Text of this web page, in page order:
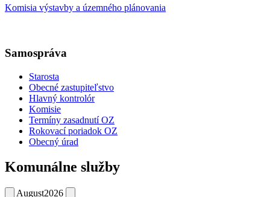
Komisia výstavby a územného plánovania
Samospráva
Starosta
Obecné zastupiteľstvo
Hlavný kontrolór
Komisie
Termíny zasadnutí OZ
Rokovací poriadok OZ
Obecný úrad
Komunálne služby
August2026